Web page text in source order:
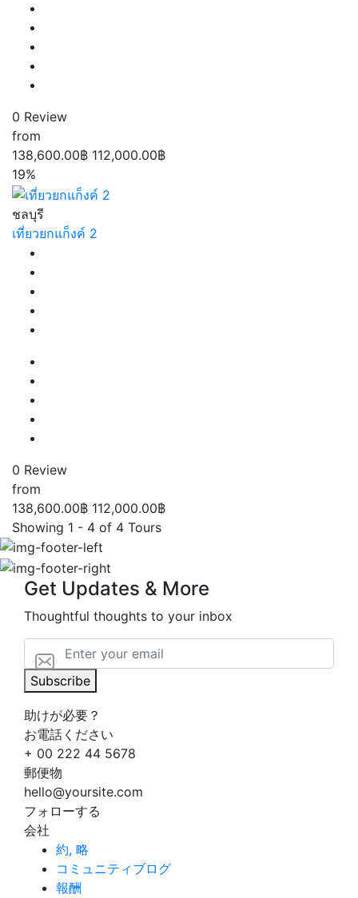
0 Review
from
138,600.00฿ 112,000.00฿
19%
ชลบุรี
เที่ยวยกแก็งค์ 2
0 Review
from
138,600.00฿ 112,000.00฿
Showing 1 - 4 of 4 Tours
Get Updates & More
Thoughtful thoughts to your inbox
Subscribe
助けが必要？
お電話ください
+ 00 222 44 5678
郵便物
hello@yoursite.com
フォローする
会社
約, 略
コミュニティブログ
報酬